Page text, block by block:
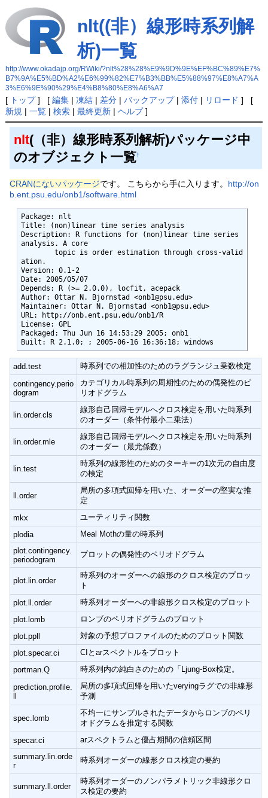
nlt((非）線形時系列解
析)一覧
http://www.okadajp.org/RWiki/?nlt%28%28%E9%9D%9E%EF%BC%89%E7%
B7%9A%E5%BD%A2%E6%99%82%E7%B3%BB%E5%88%97%E8%A7%A
3%E6%9E%90%29%E4%B8%80%E8%A6%A7
[ トップ] [ 編集| 凍結| 差分| バックアップ| 添付| リロード ] [
新規 | 一覧| 検索| 最終更新| ヘルプ]
nlt(（非）線形時系列解析)パッケージ中
のオブジェクト一覧†
CRANにないパッケージです。 こちらから手に入ります。 http://on
b.ent.psu.edu/onb1/software.html
Package: nlt
Title: (non)linear time series analysis
Description: R functions for (non)linear time series
analysis. A core
ation.
Version: 0.1-2
Date: 2005/05/07
Depends: R (>= 2.0.0), locfit, acepack
Author: Ottar N. Bjornstad <onb1@psu.edu>
Maintainer: Ottar N. Bjornstad <onb1@psu.edu>
URL: http://onb.ent.psu.edu/onb1/R
License: GPL
Packaged: Thu Jun 16 14:53:29 2005; onb1
Built: R 2.1.0; ; 2005-06-16 16:36:18; windows
add.test
時系列での相加性のためのラグランジュ乗数検定
contingency.perio
dogram
カテゴリカル時系列の周期性のための偶発性のピ
リオドグラム
lin.order.cls
線形自己回帰モデルへクロス検定を用いた時系列
のオーダー（条件付最小二乗法）
lin.order.mle
線形自己回帰モデルへクロス検定を用いた時系列
のオーダー（最尤係数）
lin.test
時系列の線形性のためのターキーの1次元の自由度
の検定
ll.order
局所の多項式回帰を用いた、オーダーの堅実な推
定
mkx
ユーティリティ関数
plodia
Meal Mothの量の時系列
plot.contingency.
periodogram
プロットの偶発性のペリオドグラム
plot.lin.order
時系列のオーダーへの線形のクロス検定のプロッ
ト
plot.ll.order
時系列オーダーへの非線形クロス検定のプロット
plot.lomb
ロンブのペリオドグラムのプロット
plot.ppll
対象の予想プロファイルのためのプロット関数
plot.specar.ci
CIとarスペクトルをプロット
portman.Q
時系列内の純白さのための「Ljung-Box検定。
prediction.profile.
局所の多項式回帰を用いたveryingラグでの非線形
予測
spec.lomb
不均一にサンプルされたデータからロンブのペリ
オドグラムを推定する関数
specar.ci
arスペクトラムと優占期間の信頼区間
summary.lin.orde
r
時系列オーダーの線形クロス検定の要約
summary.ll.order
時系列オーダーのノンパラメトリック非線形クロ
ス検定の要約